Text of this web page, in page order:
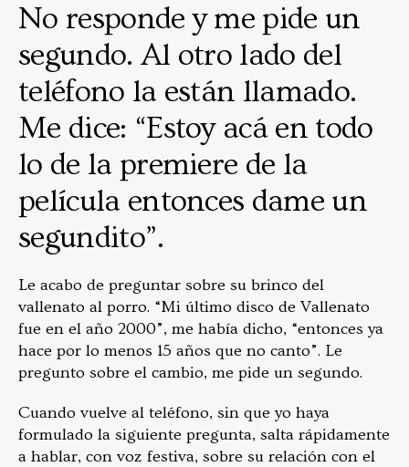
No responde y me pide un
segundo. Al otro lado del
teléfono la están llamado.
Me dice: “Estoy acá en todo
lo de la premiere de la
película entonces dame un
segundito”.
Le acabo de preguntar sobre su brinco del
vallenato al porro. “Mi último disco de Vallenato
fue en el año 2000”, me había dicho, “entonces ya
hace por lo menos 15 años que no canto”. Le
pregunto sobre el cambio, me pide un segundo.
Cuando vuelve al teléfono, sin que yo haya
formulado la siguiente pregunta, salta rápidamente
a hablar, con voz festiva, sobre su relación con el